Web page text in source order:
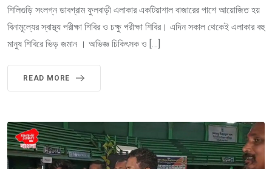
শিলিগুড়ি সংলগ্ন ডাবগ্রাম ফুলবাড়ী এলাকার একটিয়াশাল বাজারের পাশে আয়োজিত হয়
বিনামূল্যের স্বাস্থ্য পরীক্ষা শিবির ও চক্ষু পরীক্ষা শিবির। এদিন সকাল থেকেই এলাকার বহু
মানুষ শিবিরে ভিড় জমান । অভিজ্ঞ চিকিৎসক ও […]
READ MORE